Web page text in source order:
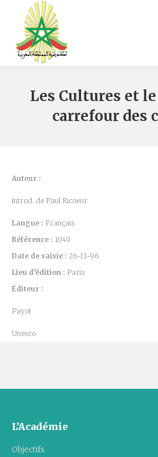
Les Cultures et
carrefour des
Auteur :
introd. de Paul Ricoeur
Langue : Français
Référence : 1049
Date de saisie : 26-11-96
Lieu d’édition : Paris
Éditeur :
Payot
Unesco
L’Académie
Objectifs